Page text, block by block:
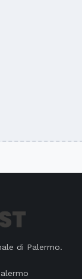
di Palermo.